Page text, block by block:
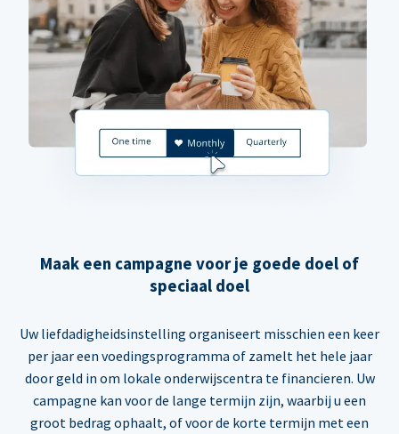
Maak een campagne voor je goede doel of
speciaal doel
Uw liefdadigheidsinstelling organiseert misschien een keer
per jaar een voedingsprogramma of zamelt het hele jaar
door geld in om lokale onderwijscentra te financieren. Uw
campagne kan voor de lange termijn zijn, waarbij u een
groot bedrag ophaalt, of voor de korte termijn met een